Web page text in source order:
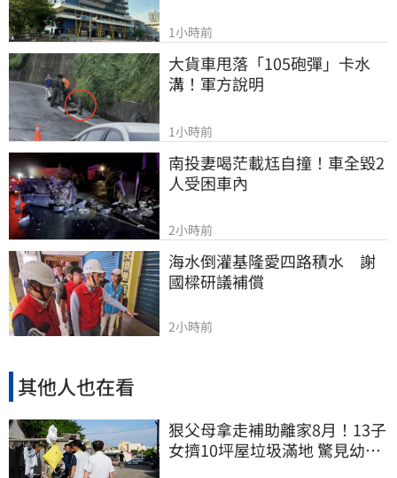
1小時前
大貨車甩落「105砲彈」卡水
溝！軍方說明
1小時前
南投妻喝茫載尪自撞！車全毀2
人受困車內
2小時前
海水倒灌基隆愛四路積水　謝
國樑研議補償
2小時前
其他人也在看
狠父母拿走補助離家8月！13子
女擠10坪屋垃圾滿地 驚見幼童